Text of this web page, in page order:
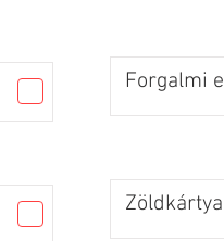
Forgalmi